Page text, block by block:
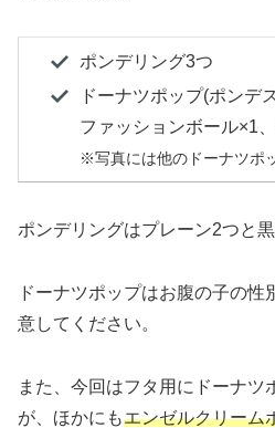
ポンデリング3つ
ドーナツポップ(ポンデ
ファッションボール×1
※写真には他のドーナツポ
ポンデリングはプレーン2つと
ドーナツポップはお腹の子の性
意してください。
また、今回はフタ用にドーナツ
が、ほかにもエンゼルクリーム